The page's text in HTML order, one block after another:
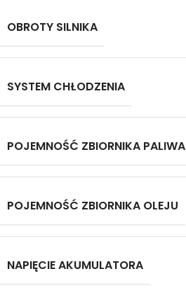
OBROTY SILNIKA
SYSTEM CHŁODZENIA
POJEMNOŚĆ ZBIORNIKA PALIWA
POJEMNOŚĆ ZBIORNIKA OLEJU
NAPIĘCIE AKUMULATORA